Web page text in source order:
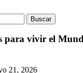
para vivir el
21, 2026